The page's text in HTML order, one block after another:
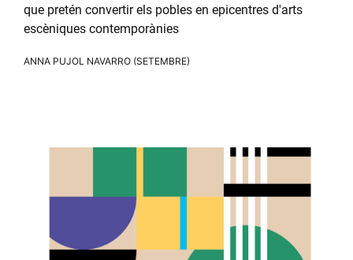
que pretén convertir els pobles en epicentres d'arts
escèniques contemporànies
ANNA PUJOL NAVARRO (SETEMBRE)